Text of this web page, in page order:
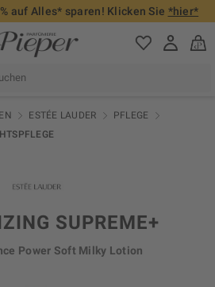
auf Alles* sparen! Klicken Sie *hier*
ESTÉE LAUDER
PFLEGE
SUPREME+
Power Soft Milky Lotion